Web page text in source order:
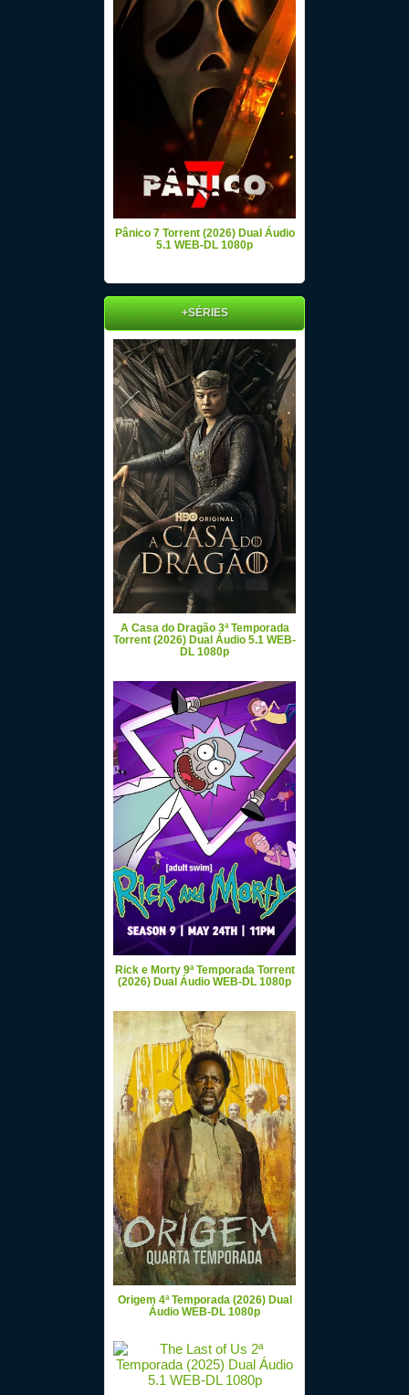
Pânico 7 Torrent (2026) Dual Áudio
5.1 WEB-DL 1080p
+SÉRIES
A Casa do Dragão 3ª Temporada
Torrent (2026) Dual Áudio 5.1 WEB-
DL 1080p
Rick e Morty 9ª Temporada Torrent
(2026) Dual Áudio WEB-DL 1080p
Origem 4ª Temporada (2026) Dual
Áudio WEB-DL 1080p